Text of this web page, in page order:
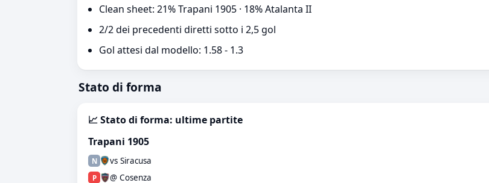
Clean sheet: 21% Trapani 1905 · 18% Atalanta II
2/2 dei precedenti diretti sotto i 2,5 gol
Gol attesi dal modello: 1.58 - 1.3
Stato di forma
📈 Stato di forma: ultime partite
Trapani 1905
N vs Siracusa
P @ Cosenza